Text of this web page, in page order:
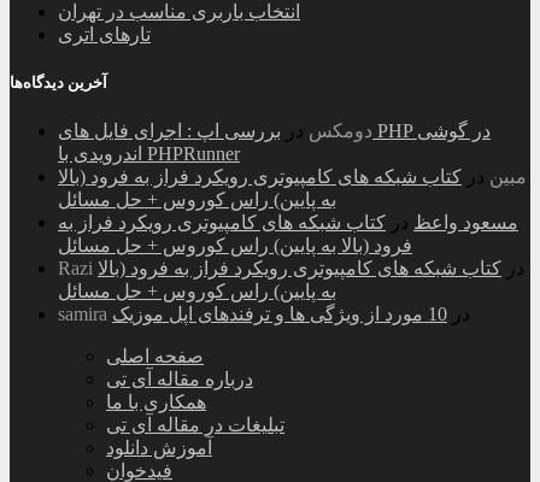
انتخاب باربری مناسب در تهران
تارهای اتری
آخرین دیدگاه‌ها
دومکس در بررسی اپ : اجرای فایل های PHP در گوشی
اندرویدی با PHPRunner
مبین در کتاب شبکه های کامپیوتری رویکرد فراز به فرود (بالا
به پایین) راس کوروس + حل مسائل
مسعود واعظ در کتاب شبکه های کامپیوتری رویکرد فراز به
فرود (بالا به پایین) راس کوروس + حل مسائل
Razi
در کتاب شبکه های کامپیوتری رویکرد فراز به فرود (بالا
به پایین) راس کوروس + حل مسائل
samira
در 10 مورد از ویژگی ها و ترفندهای اپل موزیک
صفحه اصلی
درباره مقاله آی تی
همکاری با ما
تبلیغات در مقاله آی تی
آموزش دانلود
فیدخوان